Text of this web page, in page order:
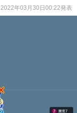
2022年03月30日00:22発表